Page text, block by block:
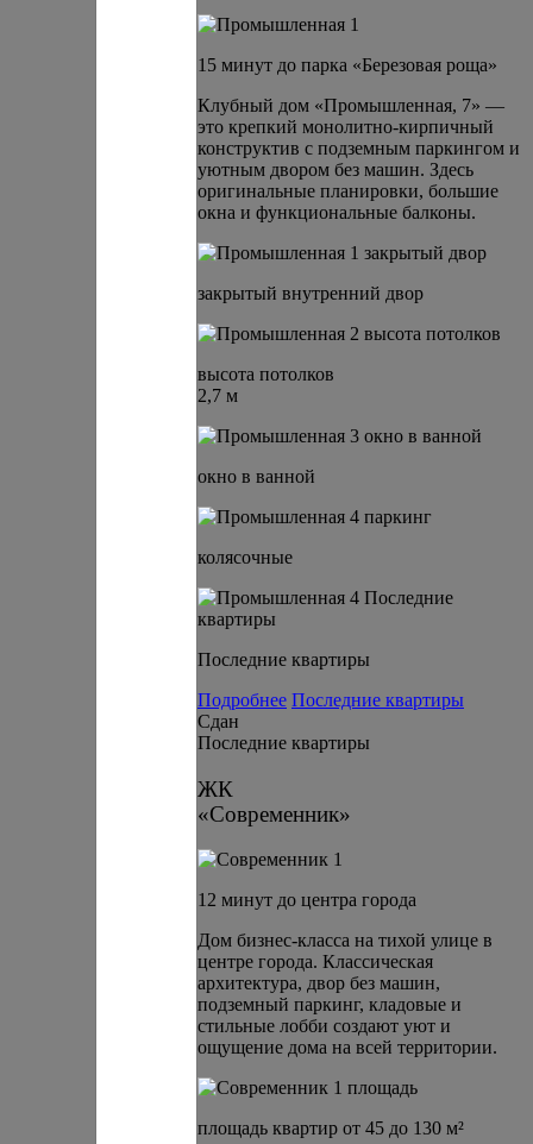
15 минут до парка «Березовая роща»
Клубный дом «Промышленная, 7» —
это крепкий монолитно-кирпичный
конструктив с подземным паркингом и
уютным двором без машин. Здесь
оригинальные планировки, большие
окна и функциональные балконы.
закрытый внутренний двор
высота потолков
2,7 м
окно в ванной
колясочные
Последние квартиры
Подробнее Последние квартиры
Сдан
Последние квартиры
ЖК
«Современник»
12 минут до центра города
Дом бизнес-класса на тихой улице в
центре города. Классическая
архитектура, двор без машин,
подземный паркинг, кладовые и
стильные лобби создают уют и
ощущение дома на всей территории.
площадь квартир от 45 до 130 м²